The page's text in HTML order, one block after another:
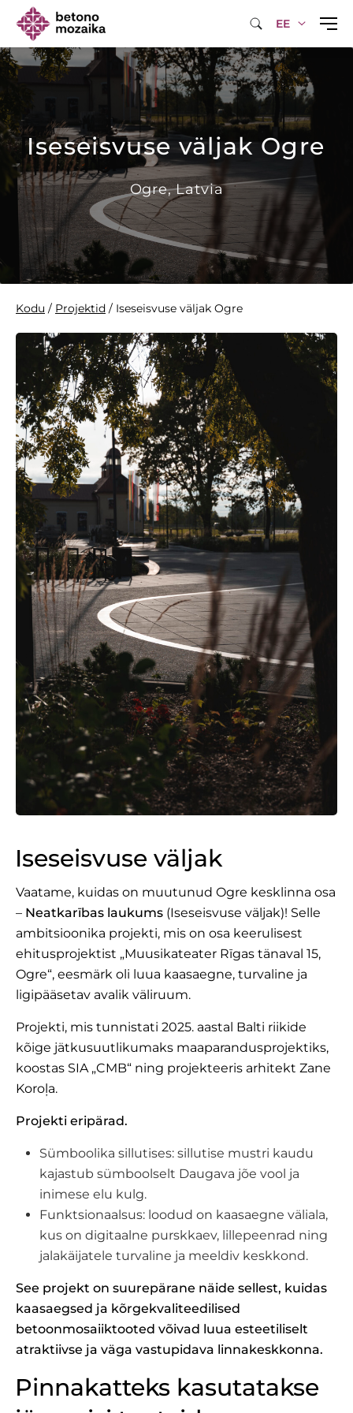
EE
Iseseisvuse väljak Ogre
Ogre, Latvia
Kodu / Projektid / Iseseisvuse väljak Ogre
Iseseisvuse väljak
Vaatame, kuidas on muutunud Ogre kesklinna osa
– Neatkarības laukums (Iseseisvuse väljak)! Selle
ambitsioonika projekti, mis on osa keerulisest
ehitusprojektist „Muusikateater Rīgas tänaval 15,
Ogre“, eesmärk oli luua kaasaegne, turvaline ja
ligipääsetav avalik väliruum.
Projekti, mis tunnistati 2025. aastal Balti riikide
kõige jätkusuutlikumaks maaparandusprojektiks,
koostas SIA „CMB“ ning projekteeris arhitekt Zane
Koroļa.
Projekti eripärad.
Sümboolika sillutises: sillutise mustri kaudu
kajastub sümboolselt Daugava jõe vool ja
inimese elu kulg.
Funktsionaalsus: loodud on kaasaegne väliala,
kus on digitaalne purskkaev, lillepeenrad ning
jalakäijatele turvaline ja meeldiv keskkond.
See projekt on suurepärane näide sellest, kuidas
kaasaegsed ja kõrgekvaliteedilised
betoonmosaiiktooted võivad luua esteetiliselt
atraktiivse ja väga vastupidava linnakeskkonna.
Pinnakatteks kasutatakse